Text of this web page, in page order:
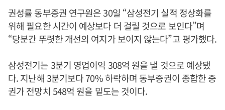
권성률 동부증권 연구원은 30일 “삼성전기 실적 정상화를
위해 필요한 시간이 예상보다 더 걸릴 것으로 보인다”며
“당분간 뚜렷한 개선의 여지가 보이지 않는다”고 평가했다.
삼성전기는 3분기 영업이익 308억 원을 낼 것으로 예상됐
다. 지난해 3분기보다 70% 하락하며 동부증권이 종합한 증
권가 전망치 548억 원을 밑도는 것이다.